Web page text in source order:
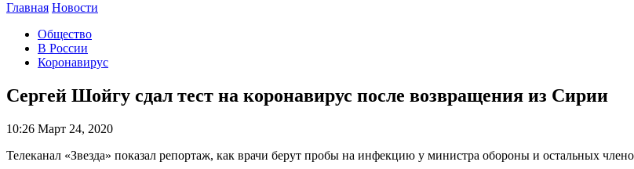
Главная Новости
Общество
В России
Коронавирус
Сергей Шойгу сдал тест на коронавирус после возвращения из Сирии
10:26 Март 24, 2020
Телеканал «Звезда» показал репортаж, как врачи берут пробы на инфекцию у министра обороны и остальных